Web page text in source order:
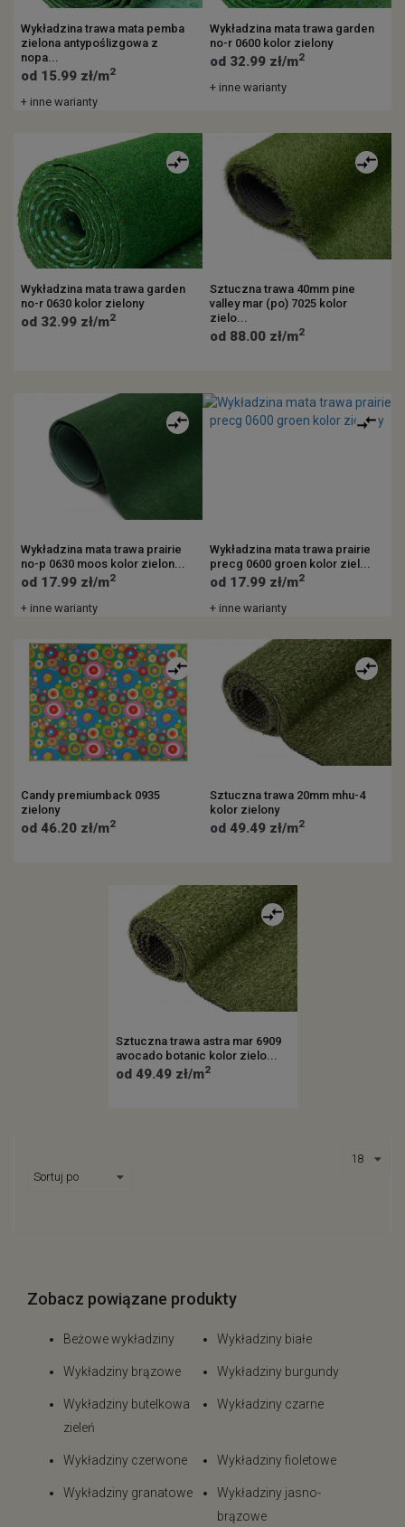
Wykładzina trawa mata pemba
zielona antypoślizgowa z
nopa...
od 15.99 zł/m2
+ inne warianty
Wykładzina mata trawa garden
no-r 0600 kolor zielony
od 32.99 zł/m2
+ inne warianty
Wykładzina mata trawa garden
no-r 0630 kolor zielony
od 32.99 zł/m2
Sztuczna trawa 40mm pine
valley mar (po) 7025 kolor
zielo...
od 88.00 zł/m2
Wykładzina mata trawa prairie
no-p 0630 moos kolor zielon...
od 17.99 zł/m2
+ inne warianty
Wykładzina mata trawa prairie
precg 0600 groen kolor ziel...
od 17.99 zł/m2
+ inne warianty
Candy premiumback 0935
zielony
od 46.20 zł/m2
Sztuczna trawa 20mm mhu-4
kolor zielony
od 49.49 zł/m2
Sztuczna trawa astra mar 6909
avocado botanic kolor zielo...
od 49.49 zł/m2
Zobacz powiązane produkty
Beżowe wykładziny Wykładziny białe
Wykładziny brązowe Wykładziny burgundy
Wykładziny butelkowa
zieleń
Wykładziny czarne
Wykładziny czerwone Wykładziny fioletowe
Wykładziny granatowe
Wykładziny jasno-
brązowe